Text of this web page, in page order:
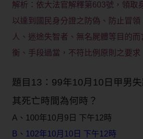
解析： 依大法官解釋第603號，領取
以達到國民身分證之防偽、防止冒
人、迷途失智者、無名屍體等目的
衡、手段過當，不符比例原則之要求
題目13：99年10月10日甲男
其死亡時間為何時？
A、100年10月9日 下午12時
B、102年10月10日 下午12時